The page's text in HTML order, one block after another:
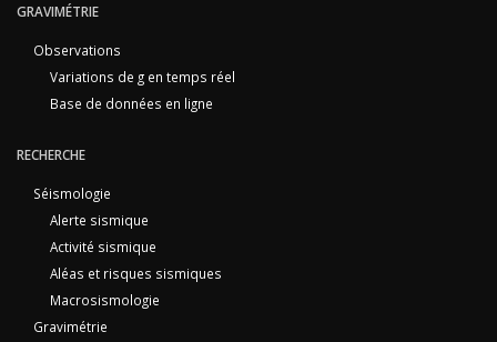
GRAVIMÉTRIE
Observations
Variations de g en temps réel
Base de données en ligne
RECHERCHE
Séismologie
Alerte sismique
Activité sismique
Aléas et risques sismiques
Macrosismologie
Gravimétrie